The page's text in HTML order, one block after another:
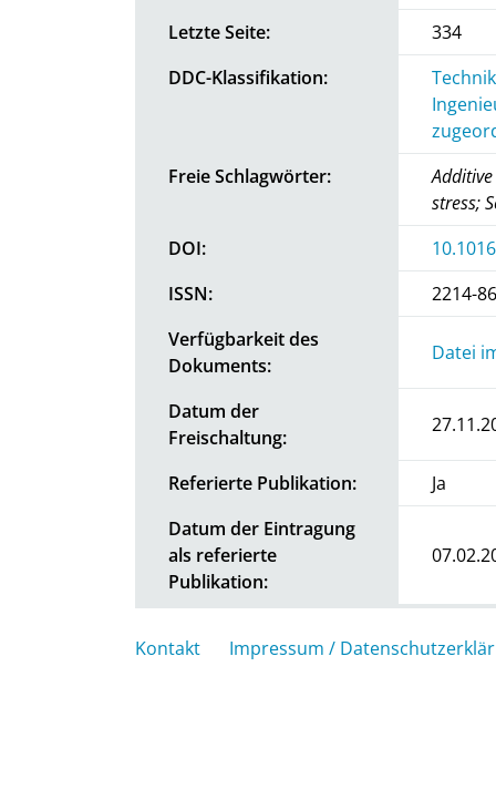
Letzte Seite:
334
DDC-Klassifikation:
Freie Schlagwörter:
stress;
DOI:
ISSN:
2214-
Verfügbarkeit des
Dokuments:
Datei
Datum der
Freischaltung:
Referierte Publikation:
Ja
Datum der Eintragung
als referierte
Publikation:
Kontakt Impressum /